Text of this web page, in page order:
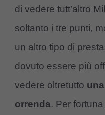
di vedere tutt’altro
soltanto i tre punti,
un altro tipo di
dovuto essere più
vedere oltretutto
orrenda. Per